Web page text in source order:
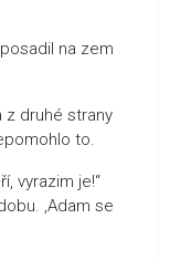
na zem
z druhé strany
to.
vyrazim je!“
‚Adam se